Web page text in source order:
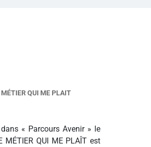
QUI ME PLAIT
« Parcours Avenir » le
MÉTIER QUI ME PLAÎT est